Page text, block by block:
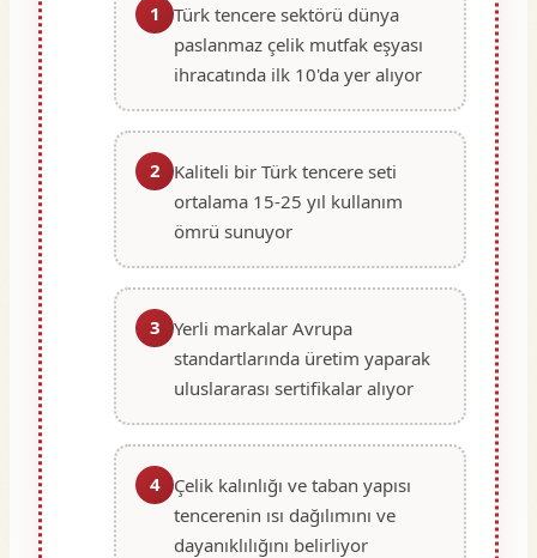
1
Türk tencere sektörü dünya
paslanmaz çelik mutfak eşyası
ihracatında ilk 10'da yer alıyor
2
Kaliteli bir Türk tencere seti
ortalama 15-25 yıl kullanım
ömrü sunuyor
3 Yerli markalar Avrupa
standartlarında üretim yaparak
uluslararası sertifikalar alıyor
4
Çelik kalınlığı ve taban yapısı
tencerenin ısı dağılımını ve
dayanıklılığını belirliyor